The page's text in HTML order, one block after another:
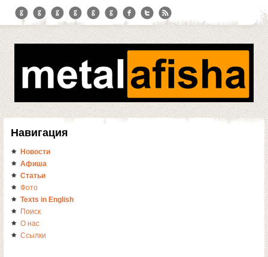
Навигация
Новости
Афиша
Статьи
Фото
Texts in English
Поиск
О нас
Ссылки